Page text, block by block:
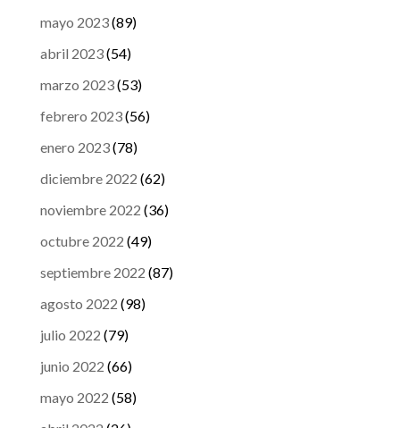
mayo 2023(89)
abril 2023(54)
marzo 2023(53)
febrero 2023(56)
enero 2023(78)
diciembre 2022 (62)
noviembre 2022 (36)
octubre 2022 (49)
septiembre 2022 (87)
agosto 2022 (98)
julio 2022 (79)
junio 2022 (66)
mayo 2022 (58)